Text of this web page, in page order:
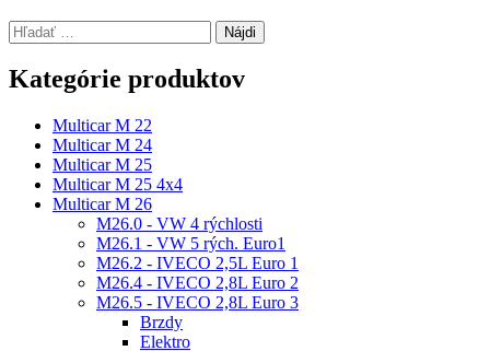
Hľadať:
Kategórie produktov
Multicar M 22
Multicar M 24
Multicar M 25
Multicar M 25 4x4
Multicar M 26
M26.0 - VW 4 rýchlosti
M26.1 - VW 5 rých. Euro1
M26.2 - IVECO 2,5L Euro 1
M26.4 - IVECO 2,8L Euro 2
M26.5 - IVECO 2,8L Euro 3
Brzdy
Elektro